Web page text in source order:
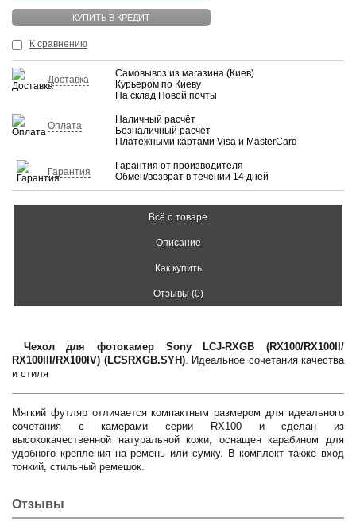
КУПИТЬ В КРЕДИТ
К сравнению
Доставка
Самовывоз из магазина (Киев)
Курьером по Киеву
На склад Новой почты
Оплата
Наличный расчёт
Безналичный расчёт
Платежными картами Visa и MasterCard
Гарантия
Гарантия от производителя
Обмен/возврат в течении 14 дней
Всё о товаре
Описание
Как купить
Отзывы (0)
Чехол для фотокамер Sony LCJ-RXGB (RX100/RX100II/
RX100III/RX100IV) (LCSRXGB.SYH). Идеальное сочетания качества
и стиля
Мягкий футляр отличается компактным размером для идеального
сочетания с камерами серии RX100 и сделан из
высококачественной натуральной кожи, оснащен карабином для
удобного крепления на ремень или сумку. В комплект также вход
тонкий, стильный ремешок.
Отзывы